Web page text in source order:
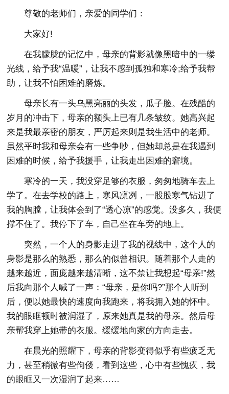
尊敬的老师们，亲爱的同学们：
大家好!
在我朦胧的记忆中，母亲的背影就像黑暗中的一缕
光线，给予我“温暖”，让我不感到孤独和寒冷;给予我帮
助，让我不怕困难的磨炼。
母亲长有一头乌黑亮丽的头发，瓜子脸。在残酷的
岁月的冲击下，母亲的额头上已有几条皱纹。她高兴起
来是我最亲密的朋友，严厉起来则是我生活中的老师。
虽然平时我和母亲会有一些争吵，但她却总是在我遇到
困难的时候，给予我援手，让我走出困难的窘境。
寒冷的一天，我没穿足够的衣服，匆匆地骑车去上
学了。在去学校的路上，寒风凛冽，一股股寒气钻进了
我的胸膛，让我体会到了“透心凉”的感觉。没多久，我便
撑不住了。我停下了车，自己坐在车旁的地上。
突然，一个人的身影走进了我的视线中，这个人的
身影是那么的熟悉，那么的似曾相识。随着那个人走的
越来越近，面庞越来越清晰，这不禁让我想起“母亲!”然
后我向那个人喊了一声：“母亲，是你吗?”那个人听到
后，便以她最快的速度向我跑来，将我拥入她的怀中。
我的眼眶顿时被润湿了，原来她真是我的母亲。然后母
亲帮我穿上她带的衣服。缓缓地向家的方向走去。
在晨光的照耀下，母亲的背影变得似乎有些疲乏无
力，甚至稍微有些佝偻，看到这些，心中有些愧疚，我
的眼眶又一次湿润了起来……